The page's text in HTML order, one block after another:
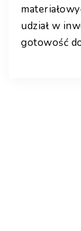
udział w
gotowość